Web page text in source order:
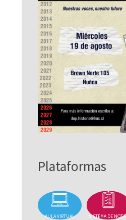
Plataformas
AULA VIRTUAL SISTEMA DE NOTAS